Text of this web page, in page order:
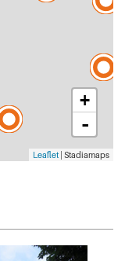
+
-
Leaflet | Stadiamaps